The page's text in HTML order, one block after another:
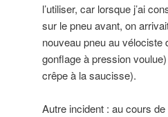
l’utiliser, car lorsque j’ai
sur le pneu avant, on
nouveau pneu au vélociste
gonflage à pression
crêpe à la saucisse).
Autre incident : au cours